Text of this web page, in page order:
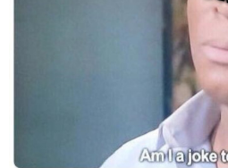
¥
找回